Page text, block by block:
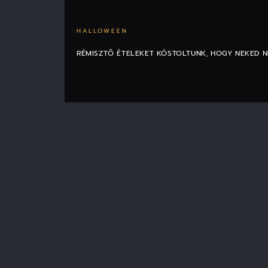
HALLOWEEN
RÉMISZTŐ ÉTELEKET KÓSTOLTUNK, HOGY NEKED